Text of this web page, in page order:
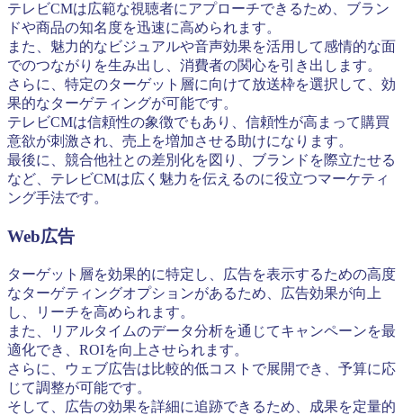
テレビCMは広範な視聴者にアプローチできるため、ブラン
ドや商品の知名度を迅速に高められます。
また、魅力的なビジュアルや音声効果を活用して感情的な面
でのつながりを生み出し、消費者の関心を引き出します。
さらに、特定のターゲット層に向けて放送枠を選択して、効
果的なターゲティングが可能です。
テレビCMは信頼性の象徴でもあり、信頼性が高まって購買
意欲が刺激され、売上を増加させる助けになります。
最後に、競合他社との差別化を図り、ブランドを際立たせる
など、テレビCMは広く魅力を伝えるのに役立つマーケティ
ング手法です。
Web広告
ターゲット層を効果的に特定し、広告を表示するための高度
なターゲティングオプションがあるため、広告効果が向上
し、リーチを高められます。
また、リアルタイムのデータ分析を通じてキャンペーンを最
適化でき、ROIを向上させられます。
さらに、ウェブ広告は比較的低コストで展開でき、予算に応
じて調整が可能です。
そして、広告の効果を詳細に追跡できるため、成果を定量的